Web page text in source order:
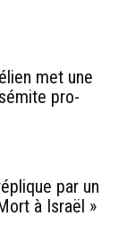
met une
pro-
par un
à Israël »